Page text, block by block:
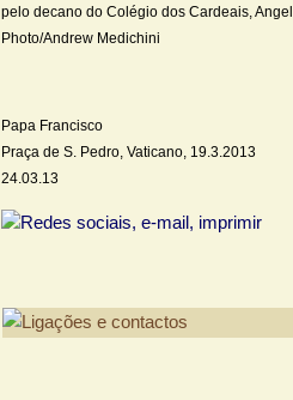
pelo decano do Colégio dos Cardeais,
Photo/Andrew Medichini
Papa Francisco
Praça de S. Pedro, Vaticano, 19.3.2013
24.03.13